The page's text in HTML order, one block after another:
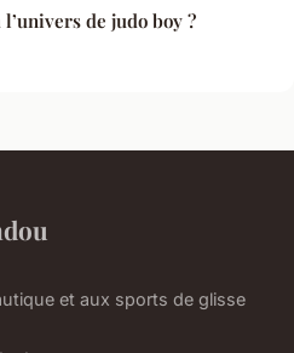
de judo boy ?
et aux sports de glisse